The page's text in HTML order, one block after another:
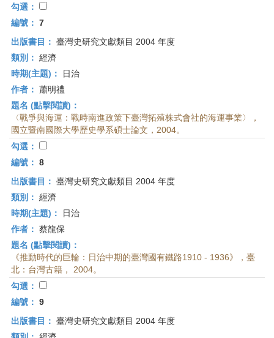
勾選：
編號： 7
出版書目： 臺灣史研究文獻類目 2004 年度
類別： 經濟
時期(主題)：
日治
作者： 蕭明禮
題名 (點擊閱讀)：
〈戰爭與海運：戰時南進政策下臺灣拓殖株式會社的海運事業〉，
國立暨南國際大學歷史學系碩士論文，2004。
勾選：
編號： 8
出版書目： 臺灣史研究文獻類目 2004 年度
類別： 經濟
時期(主題)：
日治
作者： 蔡龍保
題名 (點擊閱讀)：
《推動時代的巨輪：日治中期的臺灣國有鐵路1910 - 1936》，臺
北：台灣古籍， 2004。
勾選：
編號： 9
出版書目： 臺灣史研究文獻類目 2004 年度